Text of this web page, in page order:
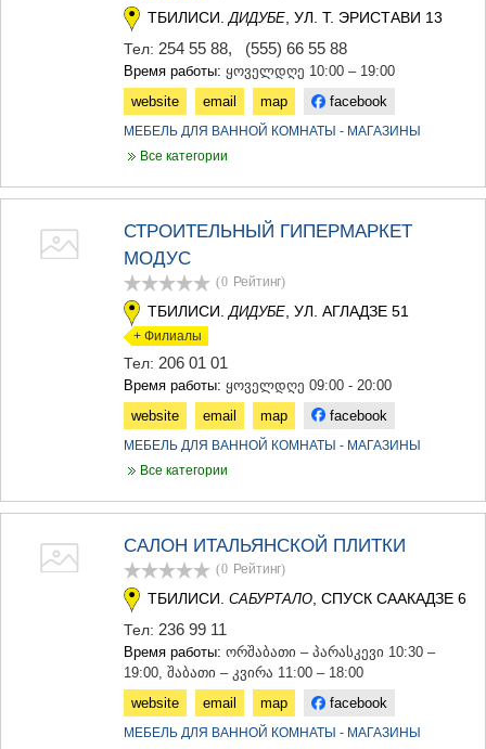
САМЦХЕ-ДЖАВАХЕТИ
АХАЛКАЛАКИ
БАКУРИАНИ
КВЕМО КАРТЛИ
БОЛНИСИ
ТЕТРИЦКАРО
ХАШУРИ
ТБИЛИСИ. ДИДУБЕ , УЛ. Т. ЭРИСТАВИ 13
Тел: 254 55 88, (555) 66 55 88
Время работы: ყოველდღე 10:00 – 19:00
website
email map facebook
МЕБЕЛЬ ДЛЯ ВАННОЙ КОМНАТЫ - МАГАЗИНЫ
Все категории
СТРОИТЕЛЬНЫЙ ГИПЕРМАРКЕТ
МОДУС
(0 Рейтинг)
ТБИЛИСИ.ДИДУБЕ, УЛ. АГЛАДЗЕ 51
+ Филиалы
Тел: 206 01 01
Время работы: ყოველდღე 09:00 - 20:00
website
email map facebook
МЕБЕЛЬ ДЛЯ ВАННОЙ КОМНАТЫ - МАГАЗИНЫ
Все категории
САЛОН ИТАЛЬЯНСКОЙ ПЛИТКИ
(0 Рейтинг)
ТБИЛИСИ. САБУРТАЛО , СПУСК СААКАДЗЕ 6
Тел: 236 99 11
Время работы: ორშაბათი – პარასკევი 10:30 –
19:00, შაბათი – კვირა 11:00 – 18:00
website
email map facebook
МЕБЕЛЬ ДЛЯ ВАННОЙ КОМНАТЫ - МАГАЗИНЫ